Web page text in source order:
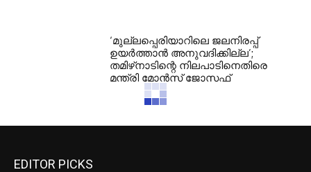
‘മുല്ലപ്പെരിയാറിലെ ജലനിരപ്പ്
ഉയർത്താൻ അനുവദിക്കില്ല’;
തമിഴ്‌നാടിന്റെ നിലപാടിനെതിരെ
മന്ത്രി മോൻസ് ജോസഫ്
EDITOR PICKS